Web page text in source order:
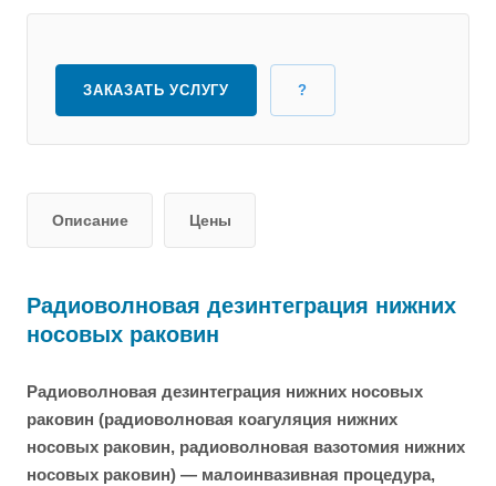
ЗАКАЗАТЬ УСЛУГУ ?
Описание Цены
Радиоволновая дезинтеграция нижних
носовых раковин
Радиоволновая дезинтеграция нижних носовых
раковин (радиоволновая коагуляция нижних
носовых раковин, радиоволновая вазотомия нижних
носовых раковин) — малоинвазивная процедура,